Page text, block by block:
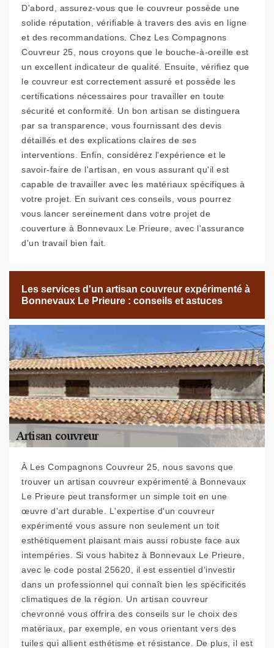
D'abord, assurez-vous que le couvreur possède une
solide réputation, vérifiable à travers des avis en ligne
et des recommandations. Chez Les Compagnons
Couvreur 25, nous croyons que le bouche-à-oreille est
un excellent indicateur de qualité. Ensuite, vérifiez que
le couvreur est correctement assuré et possède les
certifications nécessaires pour travailler en toute
sécurité et conformité. Un bon artisan se distinguera
par sa transparence, vous fournissant des devis
détaillés et des explications claires de ses
interventions. Enfin, considérez l'expérience et le
savoir-faire de l'artisan, en vous assurant qu'il est
capable de travailler avec les matériaux spécifiques à
votre projet. En suivant ces conseils, vous pourrez
vous lancer sereinement dans votre projet de
couverture à Bonnevaux Le Prieure, avec l'assurance
d'un travail bien fait.
Les services d'un artisan couvreur expérimenté à
Bonnevaux Le Prieure : conseils et astuces
À Les Compagnons Couvreur 25, nous savons que
trouver un artisan couvreur expérimenté à Bonnevaux
Le Prieure peut transformer un simple toit en une
œuvre d'art durable. L'expertise d'un couvreur
expérimenté vous assure non seulement un toit
esthétiquement plaisant mais aussi robuste face aux
intempéries. Si vous habitez à Bonnevaux Le Prieure,
avec le code postal 25620, il est essentiel d'investir
dans un professionnel qui connaît bien les spécificités
climatiques de la région. Un artisan couvreur
chevronné vous offrira des conseils sur le choix des
matériaux, par exemple, en vous orientant vers des
tuiles qui allient esthétisme et résistance. De plus, il est